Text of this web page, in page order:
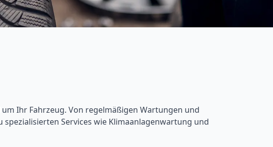
Ihr Fahrzeug. Von regelmäßigen Wartungen und
Services wie Klimaanlagenwartung und